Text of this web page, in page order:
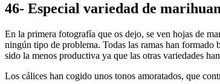
46- Especial variedad de
En la primera fotografía que os dejo, se ven hojas de
ningún tipo de problema. Todas las ramas han formado
sido la menos productiva ya que las otras variedades
Los cálices han cogido unos tonos amoratados, que